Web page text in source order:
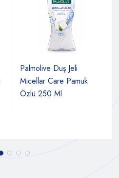
Palmolive Duş Jeli
Micellar Care Pamuk
Özlü 250 Ml